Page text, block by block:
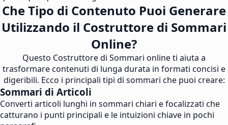
Che Tipo di Contenuto Puoi Generare
Utilizzando il Costruttore di Sommari
Online?
Questo Costruttore di Sommari online ti aiuta a
trasformare contenuti di lunga durata in formati concisi e
digeribili. Ecco i principali tipi di sommari che puoi creare:
Sommari di Articoli
Converti articoli lunghi in sommari chiari e focalizzati che
catturano i punti principali e le intuizioni chiave in pochi